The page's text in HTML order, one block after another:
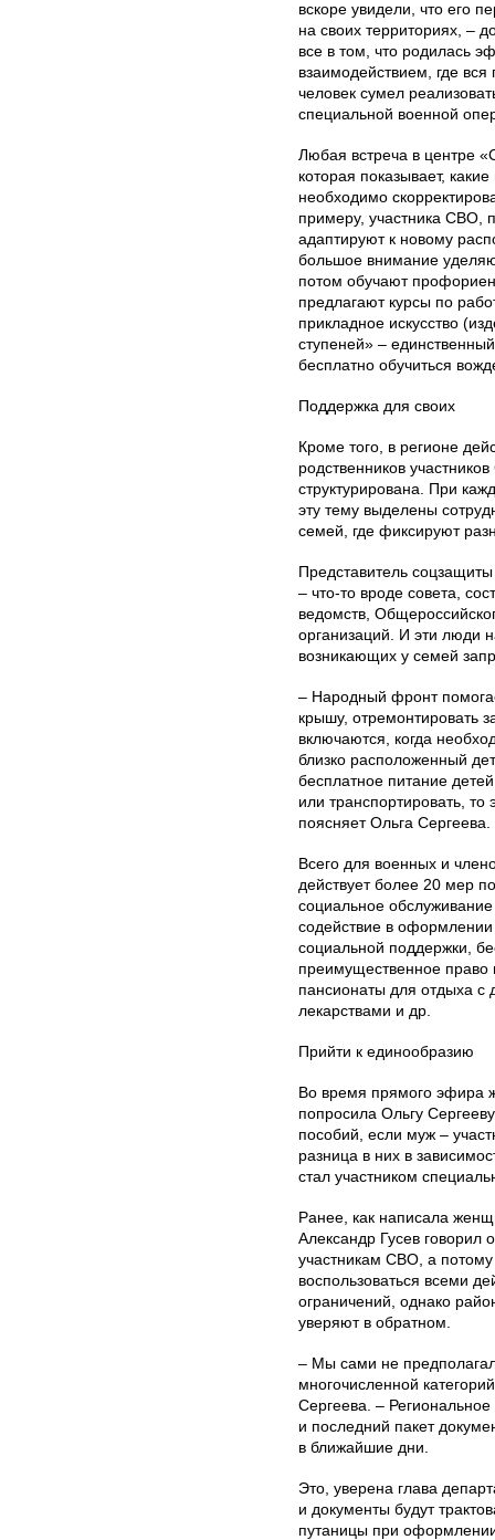
вскоре увидели, что его
на своих территориях, –
все в том, что родилась
взаимодействием, где
человек сумел
специальной военной
Любая встреча в центре
которая показывает,
необходимо
примеру, участника СВО,
адаптируют к новому
большое внимание
потом обучают
предлагают курсы по
прикладное искусство
ступеней» –
бесплатно обучиться
Поддержка для своих
Кроме того, в регионе
родственников
структурирована. При
эту тему выделены
семей, где фиксируют
Представитель
– что-то вроде совета,
ведомств,
организаций. И эти люди
возникающих у семей
– Народный фронт
крышу, отремонтировать
включаются, когда
близко расположенный
бесплатное питание
или транспортировать,
поясняет Ольга Сергеева.
Всего для военных и
действует более 20 мер
социальное
содействие в
социальной поддержки,
преимущественное право
пансионаты для отдыха с
лекарствами и др.
Прийти к единообразию
Во время прямого эфира
попросила Ольгу
пособий, если муж –
разница в них в
стал участником
Ранее, как написала
Александр Гусев говорил
участникам СВО, а
воспользоваться всеми
ограничений, однако
уверяют в обратном.
– Мы сами не
многочисленной
Сергеева. –
и последний пакет
в ближайшие дни.
Это, уверена глава
и документы будут
путаницы при оформлении